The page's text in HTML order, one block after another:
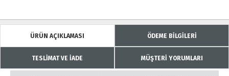
ÜRÜN AÇIKLAMASI ÖDEME BİLGİLERİ
TESLİMAT VE İADE MÜŞTERİ YORUMLARI